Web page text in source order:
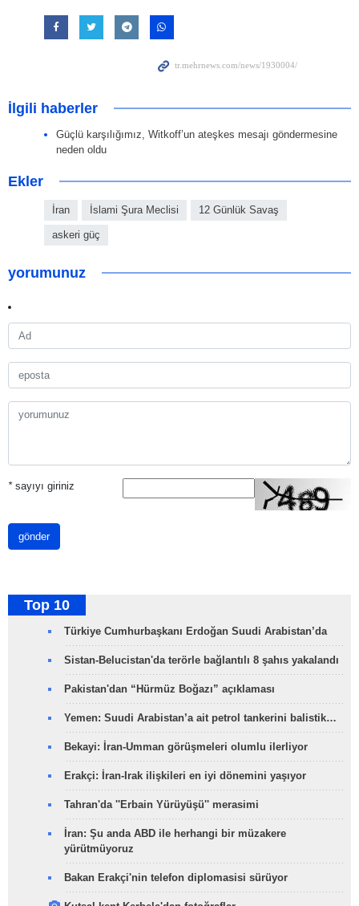
İlgili haberler
Güçlü karşılığımız, Witkoff’un ateşkes mesajı göndermesine
neden oldu
Ekler
İran İslami Şura Meclisi 12 Günlük Savaş
askeri güç
yorumunuz
*sayıyı giriniz
gönder
Top 10
Türkiye Cumhurbaşkanı Erdoğan Suudi Arabistan’da
Sistan-Belucistan'da terörle bağlantılı 8 şahıs yakalandı
Pakistan'dan “Hürmüz Boğazı” açıklaması
Yemen: Suudi Arabistan’a ait petrol tankerini balistik…
Bekayi: İran-Umman görüşmeleri olumlu ilerliyor
Erakçi: İran-Irak ilişkileri en iyi dönemini yaşıyor
Tahran'da ''Erbain Yürüyüşü'' merasimi
İran: Şu anda ABD ile herhangi bir müzakere
yürütmüyoruz
Bakan Erakçi'nin telefon diplomasisi sürüyor